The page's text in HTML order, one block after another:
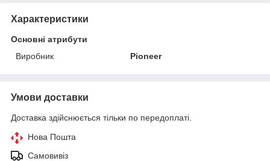
Характеристики
Основні атрибути
Виробник
Pioneer
Умови доставки
Доставка здійснюється тільки по передоплаті.
Нова Пошта
Самовивіз